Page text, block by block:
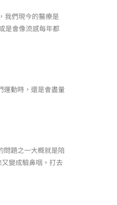
我們現今的醫療是
是會像流感每年都
運動時，還是會盡量
問題之一大概就是陪
變成驗鼻咽。打去